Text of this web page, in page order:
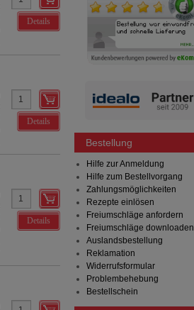
Details
Details
Details
Bestellung
Hilfe zur Anmeldung
Hilfe zum Bestellvorgang
Zahlungsmöglichkeiten
Rezepte einlösen
Freiumschläge anfordern
Freiumschläge downloaden
Auslandsbestellung
Reklamation
Widerrufsformular
Problembehebung
Bestellschein